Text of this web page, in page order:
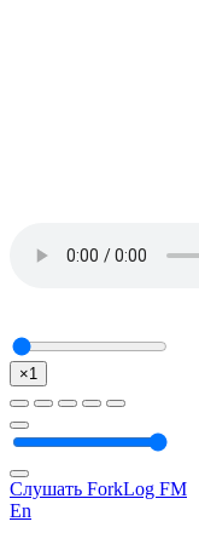
×1
Слушать ForkLog FM
En